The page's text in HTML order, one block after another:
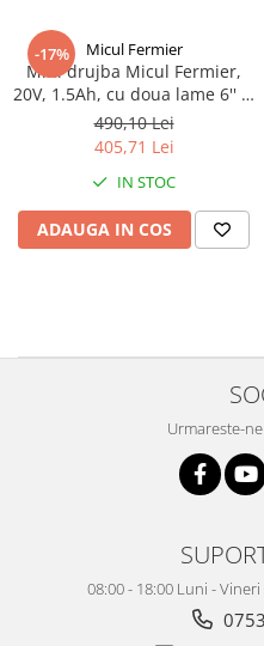
-17% Micul Fermier
Mini drujba Micul Fermier,
20V, 1.5Ah, cu doua lame 6'' si
8'', doua lanturi MF-DA1001-
G01
490,10 Lei
405,71 Lei
IN STOC
ADAUGA IN COS
Urmareste-
08:00 - 18:00 Luni -